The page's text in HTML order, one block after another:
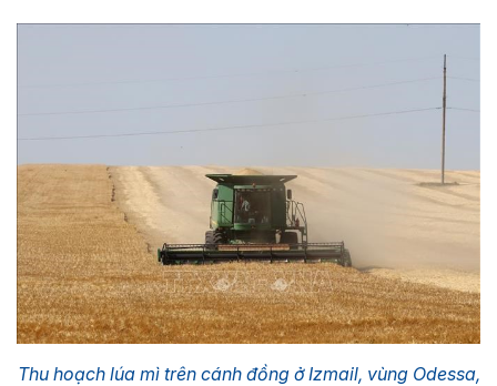
Thu hoạch lúa mì trên cánh đồng ở Izmail, vùng Odessa,